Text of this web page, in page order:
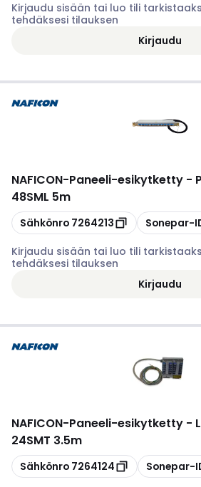
Kirjaudu sisään tai luo tili
tehdäksesi tilauksen
Kirjaudu
NAFICON-Paneeli-esikytketty -
48SML 5m
Kopioi
Sähkönro 7264213 Kopioi
Sonepar-
Kirjaudu sisään tai luo tili
tehdäksesi tilauksen
Kirjaudu
NAFICON-Paneeli-esikytketty -
24SMT 3.5m
Kopioi
Sähkönro 7264124 Kopioi
Sonepar-